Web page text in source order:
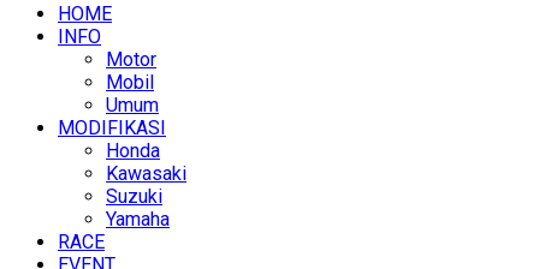
HOME
INFO
Motor
Mobil
Umum
MODIFIKASI
Honda
Kawasaki
Suzuki
Yamaha
RACE
EVENT